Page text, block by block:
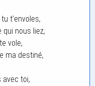
t’envoles,
nous liez,
vole,
ma destiné,
avec toi,